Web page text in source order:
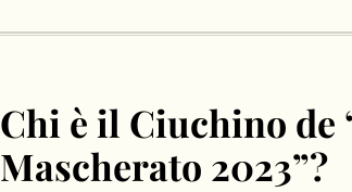
Chi è il Ciuchino de
Mascherato 2023”?